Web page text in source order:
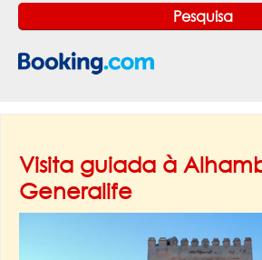
Visita guiada à
Generalife